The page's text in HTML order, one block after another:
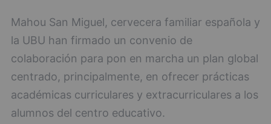
Mahou San Miguel, cervecera familiar española y
la UBU han firmado un convenio de
colaboración para pon en marcha un plan global
centrado, principalmente, en ofrecer prácticas
académicas curriculares y extracurriculares a los
alumnos del centro educativo.